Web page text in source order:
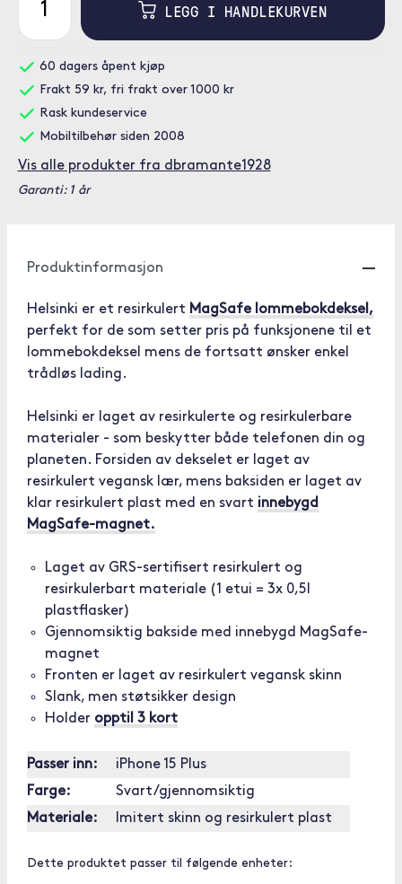
LEGG I HANDLEKURVEN
60 dagers åpent kjøp
Frakt 59 kr, fri frakt over 1000 kr
Rask kundeservice
Mobiltilbehør siden 2008
Vis alle produkter fra dbramante1928
Garanti: 1 år
Produktinformasjon
Helsinki er et resirkulert MagSafe lommebokdeksel,
perfekt for de som setter pris på funksjonene til et
lommebokdeksel mens de fortsatt ønsker enkel
trådløs lading.
Helsinki er laget av resirkulerte og resirkulerbare
materialer - som beskytter både telefonen din og
planeten. Forsiden av dekselet er laget av
resirkulert vegansk lær, mens baksiden er laget av
klar resirkulert plast med en svart innebygd
MagSafe-magnet.
Laget av GRS-sertifisert resirkulert og
resirkulerbart materiale (1 etui = 3x 0,5l
plastflasker)
Gjennomsiktig bakside med innebygd MagSafe-
magnet
Fronten er laget av resirkulert vegansk skinn
Slank, men støtsikker design
Holder opptil 3 kort
Passer inn:
iPhone 15 Plus
Farge:
Svart/gjennomsiktig
Materiale:
Imitert skinn og resirkulert plast
Dette produktet passer til følgende enheter: